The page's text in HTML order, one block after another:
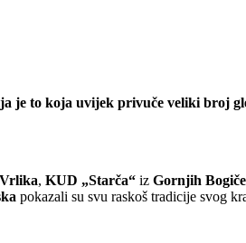
je to koja uvijek privuče veliki broj
, KUD „Starča“ iz Gornjih
pokazali su svu raskoš tradicije svog